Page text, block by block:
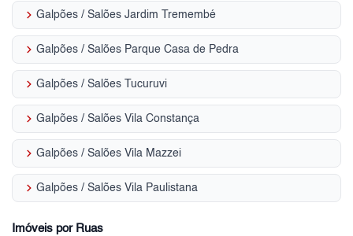
keyboard_arrow_right Galpões / Salões Jardim Tremembé
keyboard_arrow_right Galpões / Salões Parque Casa de Pedra
keyboard_arrow_right Galpões / Salões Tucuruvi
keyboard_arrow_right Galpões / Salões Vila Constança
keyboard_arrow_right Galpões / Salões Vila Mazzei
keyboard_arrow_right Galpões / Salões Vila Paulistana
Imóveis por Ruas